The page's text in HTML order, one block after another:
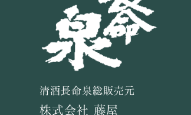
清酒長命泉総販売元
株式会社 藤屋